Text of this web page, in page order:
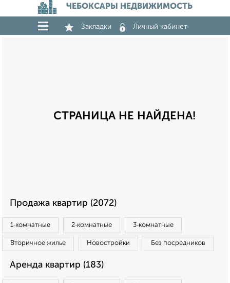
ЧЕБОКСАРЫ НЕДВИЖИМОСТЬ
Закладки Личный кабинет
СТРАНИЦА НЕ НАЙДЕНА!
Продажа квартир (2072)
1‑комнатные 2‑комнатные 3‑комнатные
Вторичное жилье Новостройки Без посредников
Аренда квартир (183)